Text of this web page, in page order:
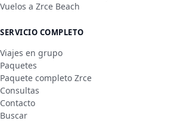
Vuelos a Zrce Beach
SERVICIO COMPLETO
Viajes en grupo
Paquetes
Paquete completo Zrce
Consultas
Contacto
Buscar